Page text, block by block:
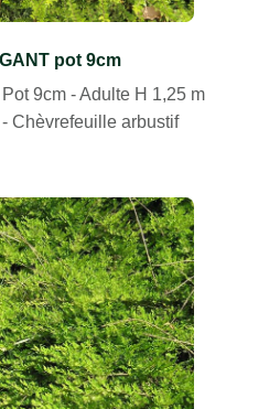
pot 9cm
Pot 9cm - Adulte H 1,25 m
- Chèvrefeuille arbustif